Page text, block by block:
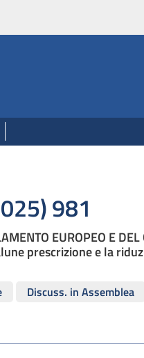
981
EUROPEO E
prescrizione e la
Discuss. in Assemblea